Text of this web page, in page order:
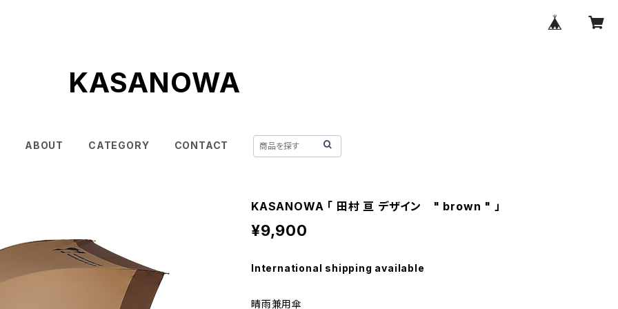
KASANOWA
ABOUT CATEGORY CONTACT
KASANOWA 「 田村 亘 デザイン " brown " 」
¥9,900
International shipping available
晴雨兼用傘